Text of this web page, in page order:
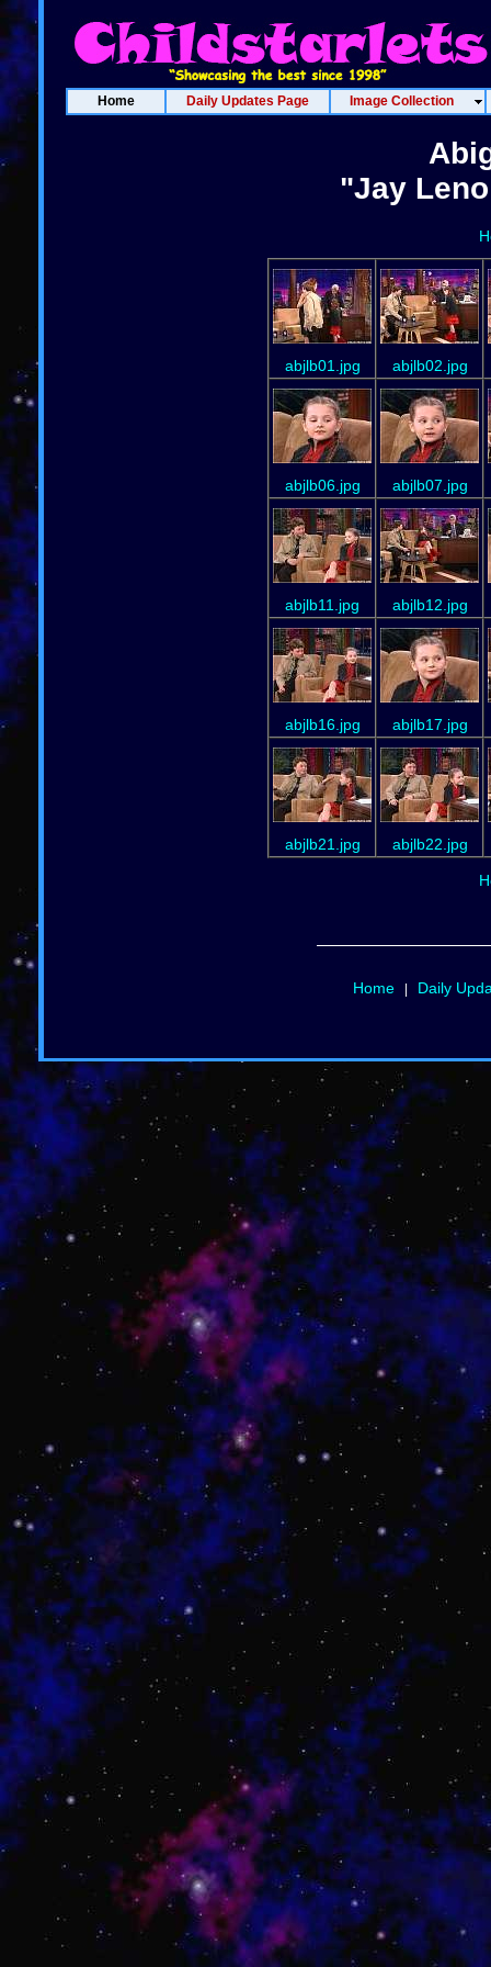
Home Daily Updates Page Image Collection
"Jay
abjlb01.jpg abjlb02.jpg
abjlb06.jpg abjlb07.jpg
abjlb11.jpg abjlb12.jpg
abjlb16.jpg abjlb17.jpg
abjlb21.jpg abjlb22.jpg
Home| Daily